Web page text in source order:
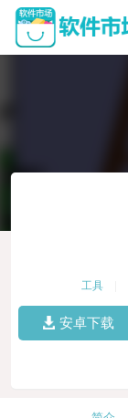
工具
安卓下载